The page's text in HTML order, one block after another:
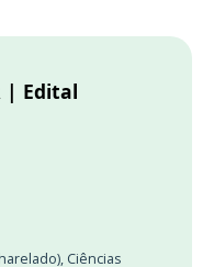
| Edital
, Ciências